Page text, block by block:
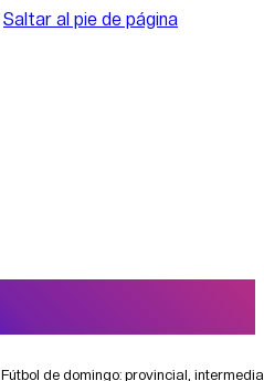
Saltar al pie de página
Fútbol de domingo: provincial,